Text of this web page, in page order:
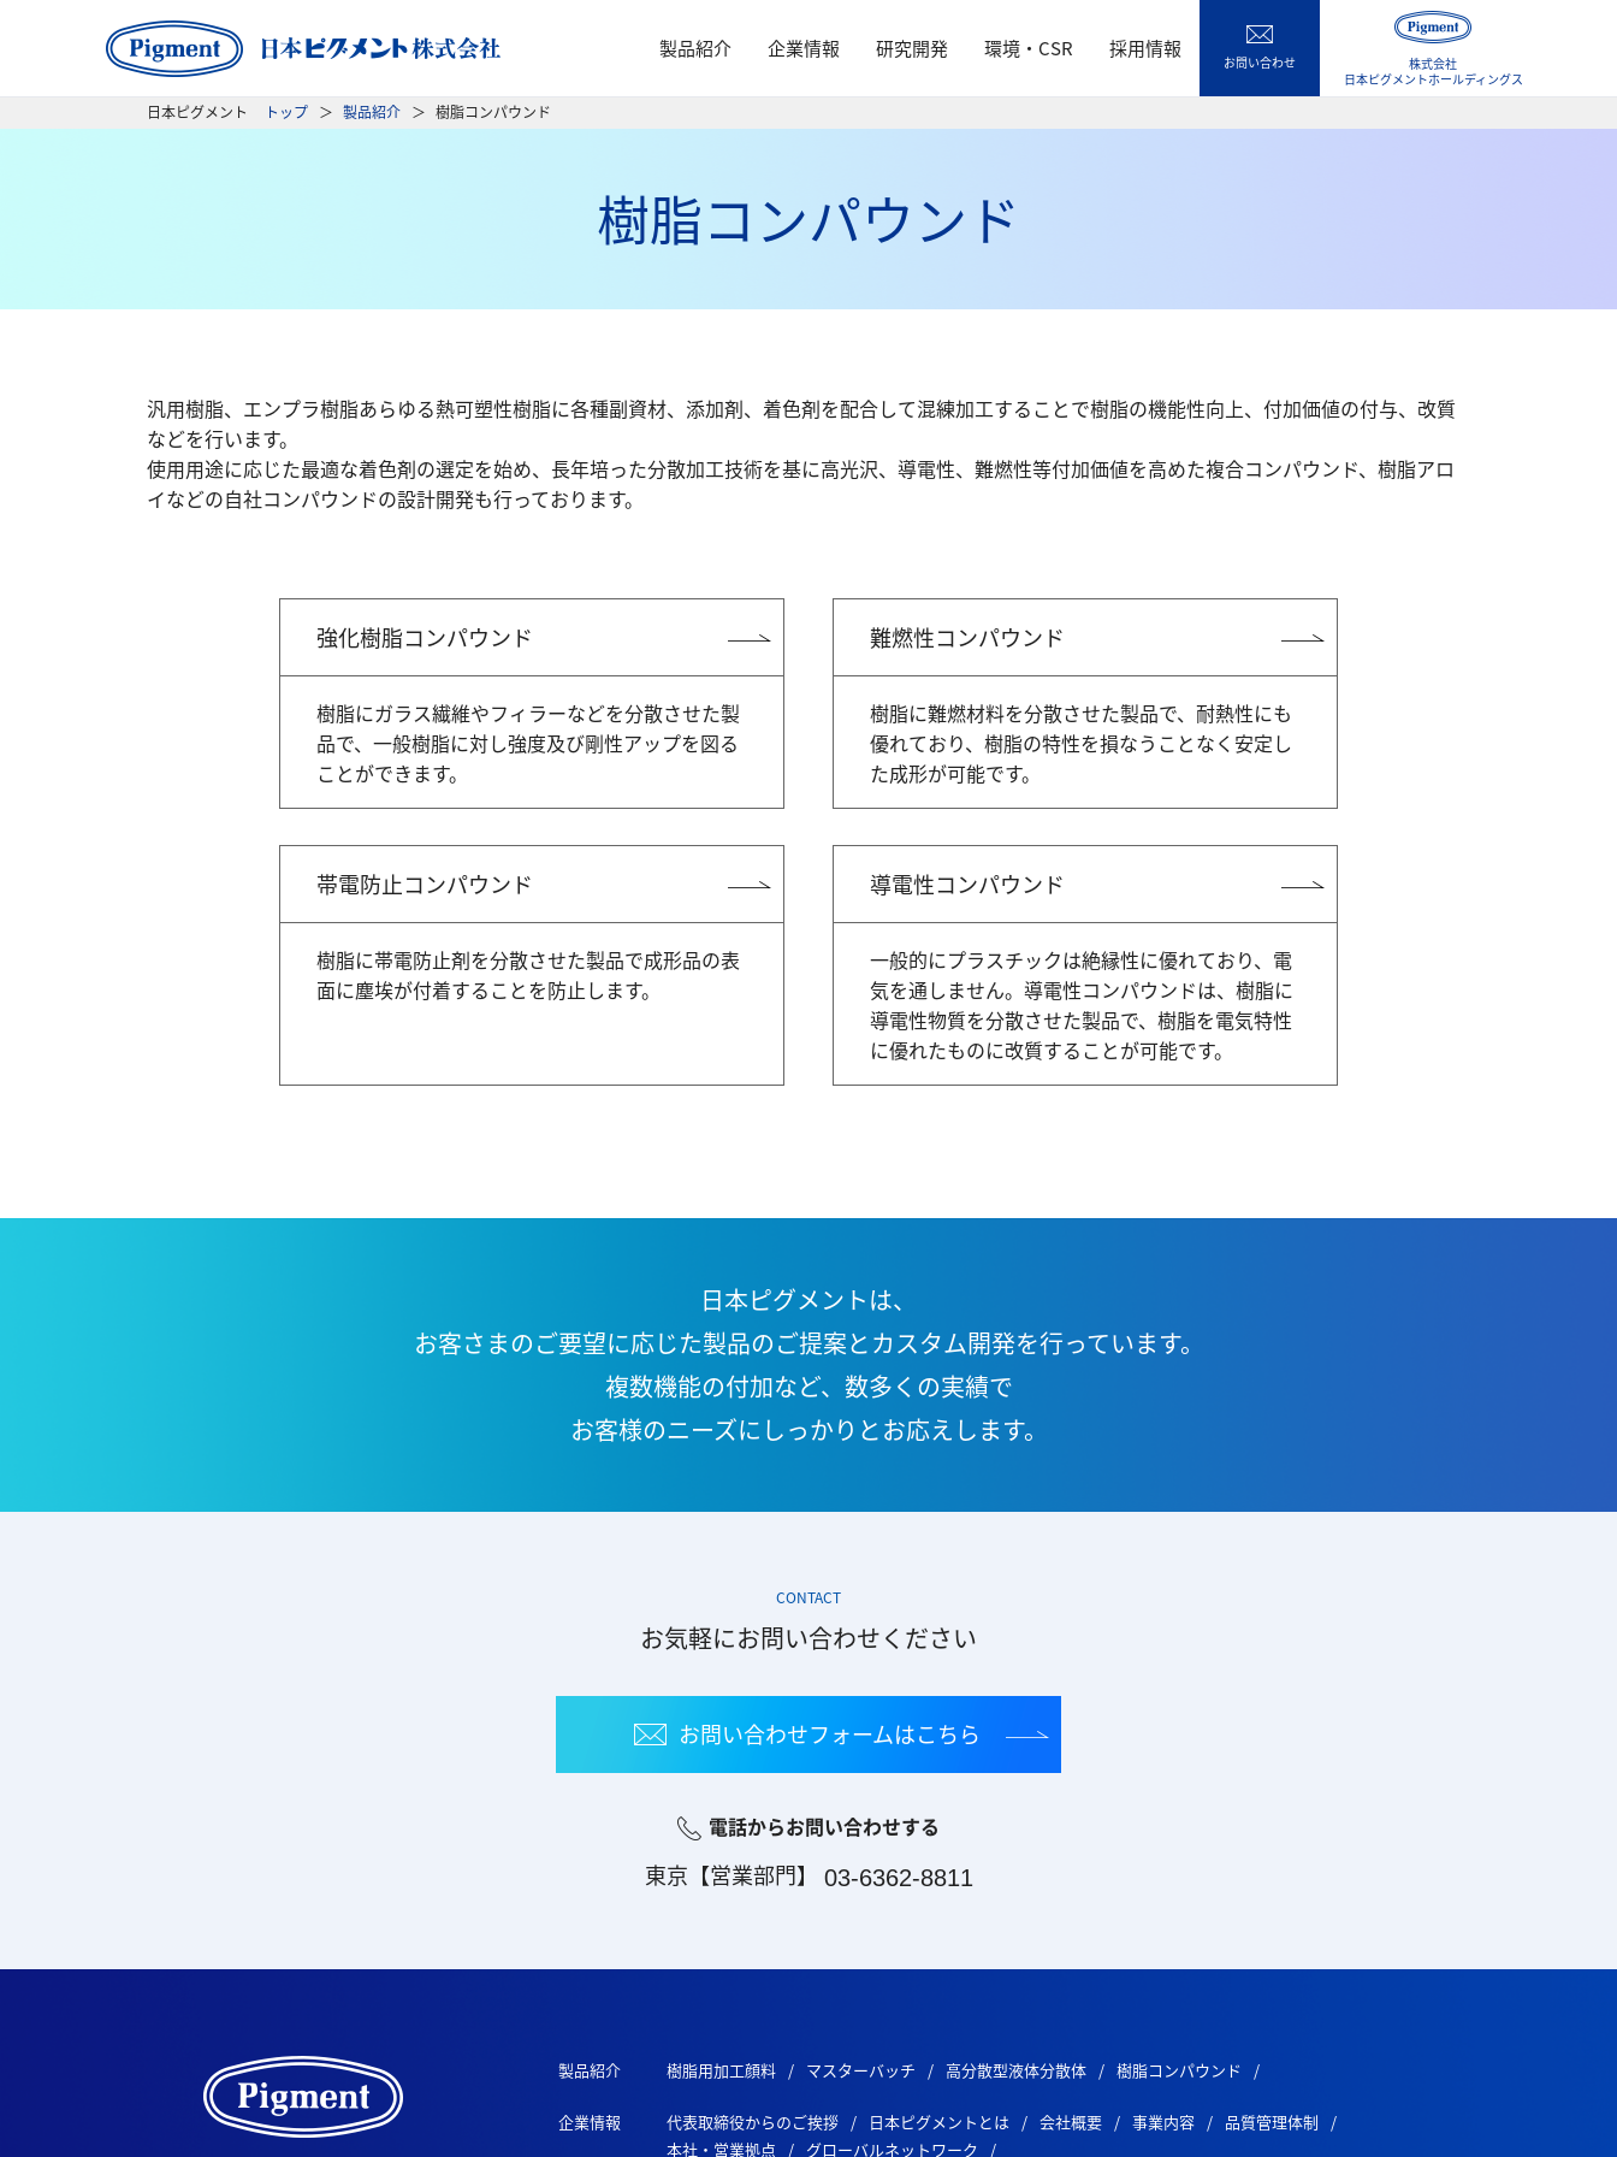
製品紹介 企業情報 研究開発 環境・CSR 採用情報
お問い合わせ
株式会社
日本ピグメントホールディングス
日本ピグメント トップ 製品紹介 樹脂コンパウンド
樹脂コンパウンド
汎用樹脂、エンプラ樹脂あらゆる熱可塑性樹脂に各種副資材、添加剤、着色剤を配合して混練加工することで樹脂の機能性向上、付加価値の付与、改質
などを行います。
使用用途に応じた最適な着色剤の選定を始め、長年培った分散加工技術を基に高光沢、導電性、難燃性等付加価値を高めた複合コンパウンド、樹脂アロ
イなどの自社コンパウンドの設計開発も行っております。
強化樹脂コンパウンド
樹脂にガラス繊維やフィラーなどを分散させた製
品で、一般樹脂に対し強度及び剛性アップを図る
ことができます。
難燃性コンパウンド
樹脂に難燃材料を分散させた製品で、耐熱性にも
優れており、樹脂の特性を損なうことなく安定し
た成形が可能です。
帯電防止コンパウンド
樹脂に帯電防止剤を分散させた製品で成形品の表
面に塵埃が付着することを防止します。
導電性コンパウンド
一般的にプラスチックは絶縁性に優れており、電
気を通しません。導電性コンパウンドは、樹脂に
導電性物質を分散させた製品で、樹脂を電気特性
に優れたものに改質することが可能です。
日本ピグメントは、
お客さまのご要望に応じた製品のご提案とカスタム開発を行っています。
複数機能の付加など、 数多くの実績で
お客様のニーズに しっかりとお応えします。
CONTACT
お気軽にお問い合わせください
お問い合わせフォームはこちら
電話からお問い合わせする
東京【営業部門】 03-6362-8811
製品紹介 樹脂用加工顔料 マスターバッチ 高分散型液体分散体 樹脂コンパウンド
企業情報 代表取締役からのご挨拶 日本ピグメントとは 会社概要 事業内容
品質管理体制
本社・営業拠点
グローバルネットワーク